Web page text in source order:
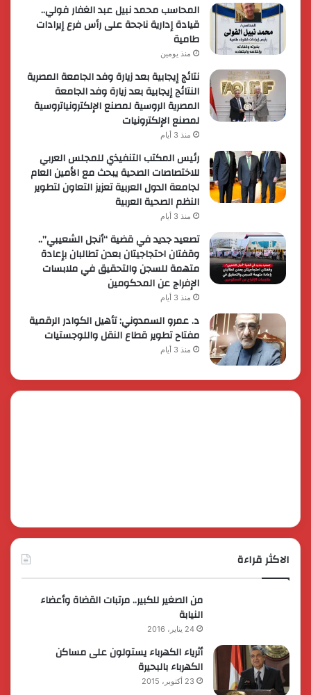
المحاسب محمد نبيل عبد الغفار فولي..
قيادة إدارية ناجحة على رأس فرع إيرادات
طامية
منذ يومين
نتائج إيجابية بعد زيارة وفد الجامعة المصرية
النتائج إيجابية بعد زيارة وفد الجامعة
المصرية الروسية لمصنع الإلكترونياتروسية
لمصنع الإلكترونيات
منذ 3 أيام
رئيس المكتب التنفيذي للمجلس العربي
للاختصاصات الصحية يبحث مع الأمين العام
لجامعة الدول العربية تعزيز التعاون لتطوير
النظم الصحية العربية
منذ 3 أيام
تصعيد جديد في قضية “أنجل الشعيبي”..
وقفتان احتجاجيتان بعدن تطالبان بإعادة
متهمة للسجن والتحقيق في ملابسات
الإفراج عن المحكومين
منذ 3 أيام
د. عمرو السمدوني: تأهيل الكوادر الرقمية
مفتاح تطوير قطاع النقل واللوجستيات
منذ 3 أيام
الاكثر قراءة
من الصغير للكبير.. مرتبات القضاة وأعضاء
النيابة
24 يناير، 2016
أثرياء الكهرباء يستولون على مساكن
الكهرباء بالبحيرة
23 أكتوبر، 2015